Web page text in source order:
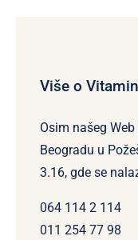
Više o
Osim našeg
Beogradu u
3.16, gde se
064 114 2 114
011 254 77 98